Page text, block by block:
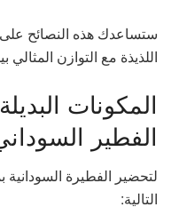
ستساعدك هذه النصائح على
اللذيذة مع التوازن
المكونات
الفطير
لتحضير الفطيرة السودانية
التالية: